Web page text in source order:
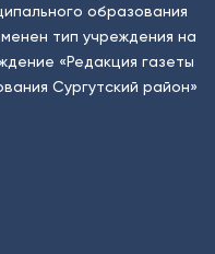
образования
тип учреждения на
«Редакция газеты
Сургутский район»